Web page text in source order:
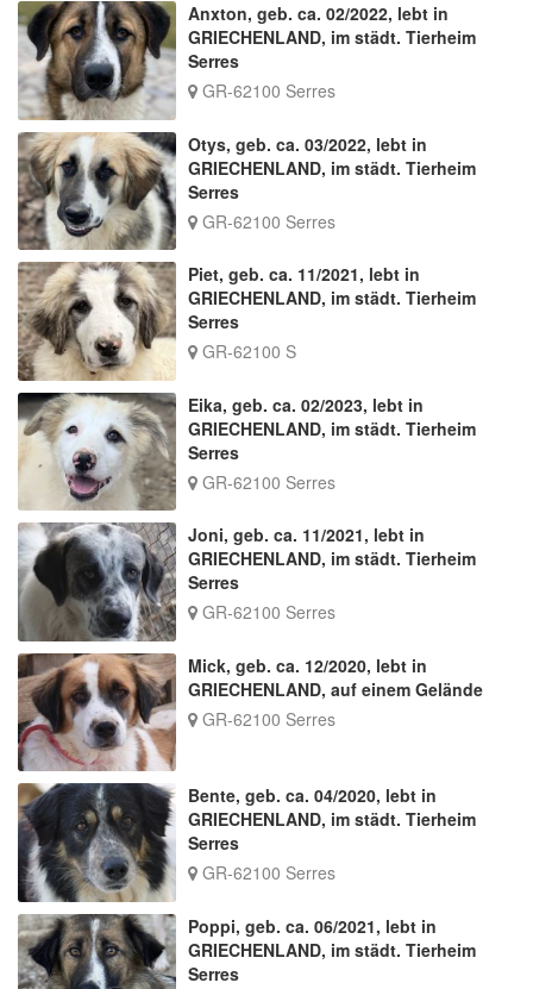
Anxton, geb. ca. 02/2022, lebt in
GRIECHENLAND, im städt. Tierheim
Serres
GR-62100 Serres
Otys, geb. ca. 03/2022, lebt in
GRIECHENLAND, im städt. Tierheim
Serres
GR-62100 Serres
Piet, geb. ca. 11/2021, lebt in
GRIECHENLAND, im städt. Tierheim
Serres
GR-62100 S
Eika, geb. ca. 02/2023, lebt in
GRIECHENLAND, im städt. Tierheim
Serres
GR-62100 Serres
Joni, geb. ca. 11/2021, lebt in
GRIECHENLAND, im städt. Tierheim
Serres
GR-62100 Serres
Mick, geb. ca. 12/2020, lebt in
GRIECHENLAND, auf einem Gelände
GR-62100 Serres
Bente, geb. ca. 04/2020, lebt in
GRIECHENLAND, im städt. Tierheim
Serres
GR-62100 Serres
Poppi, geb. ca. 06/2021, lebt in
GRIECHENLAND, im städt. Tierheim
Serres